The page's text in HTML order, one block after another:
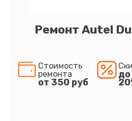
Ремонт Autel
Стоимость
ремонта
от 350 руб
до